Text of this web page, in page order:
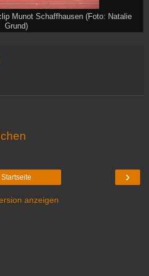
Munot Schaffhausen (Foto: Natalie
Grund)
›
Startseite
anzeigen